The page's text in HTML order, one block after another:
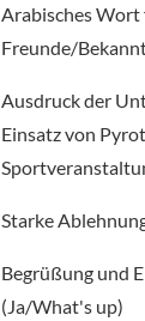
Arabisches
Freunde/
Ausdruck der
Einsatz von
Starke
Begrüßung und
(Ja/What's up)